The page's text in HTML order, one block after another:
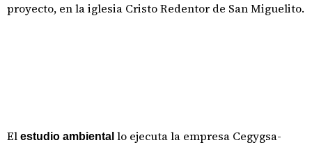
proyecto, en la iglesia Cristo Redentor de San Miguelito.
El estudio ambiental lo ejecuta la empresa Cegygsa-